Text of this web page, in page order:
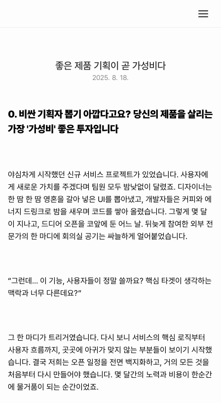
좋은 제품 기획이 곧 가성비다
2025. 8. 18.
0. 비싼 기획자 뽑기 아깝다고요? 당신의 제품을 살리는
가장 '가성비' 좋은 투자입니다
야심차게 시작했던 신규 서비스 프로젝트가 있었습니다. 사용자에
게 새로운 가치를 주겠다며 팀원 모두 밤낮없이 달렸죠. 디자이너는
한 땀 한 땀 영혼을 갈아 넣은 UI를 뽑아냈고, 개발자들은 커피와 에
너지 드링크로 밤을 새우며 코드를 쌓아 올렸습니다. 그렇게 몇 달
이 지나고, 드디어 오픈을 코앞에 둔 어느 날. 뒤늦게 참여한 외부 전
문가의 한 마디에 회의실 공기는 싸늘하게 얼어붙었습니다.
“그런데… 이 기능, 사용자들이 정말 쓸까요? 핵심 타겟이 생각하는
맥락과 너무 다른데요?”
그 한 마디가 트리거였습니다. 다시 보니 서비스의 핵심 로직부터
사용자 흐름까지, 곳곳에 아귀가 맞지 않는 부분들이 보이기 시작했
습니다. 결국 저희는 오픈 일정을 전면 백지화하고, 거의 모든 것을
처음부터 다시 만들어야 했습니다. 몇 달간의 노력과 비용이 한순간
에 물거품이 되는 순간이었죠.